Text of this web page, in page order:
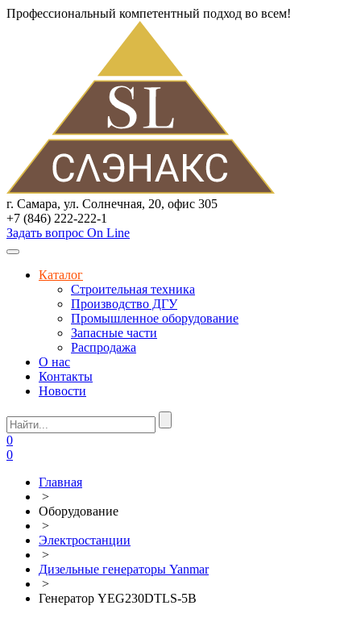
Профессиональный компетентный подход во всем!
г. Самара, ул. Солнечная, 20, офис 305
+7 (846) 222-222-1
Задать вопрос On Line
Каталог
Строительная техника
Производство ДГУ
Промышленное оборудование
Запасные части
Распродажа
О нас
Контакты
Новости
0
0
Главная
>
Оборудование
>
Электростанции
>
Дизельные генераторы Yanmar
>
Генератор YEG230DTLS-5B